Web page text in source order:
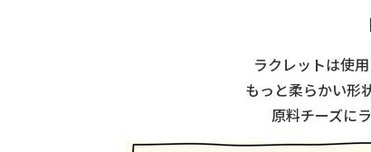
ラクレットは使
もっと柔らかい形
原料チーズに